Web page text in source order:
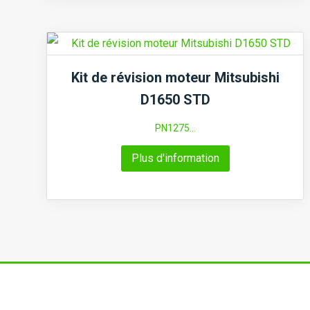
Kit de révision moteur Mitsubishi
D1650 STD
PN1275...
Plus d'information